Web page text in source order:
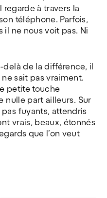
regarde à travers la
téléphone. Parfois,
il ne nous voit pas. Ni
delà de la différence, il
sait pas vraiment.
petite touche
nulle part ailleurs. Sur
fuyants, attendris
vrais, beaux, étonnés
que l’on veut